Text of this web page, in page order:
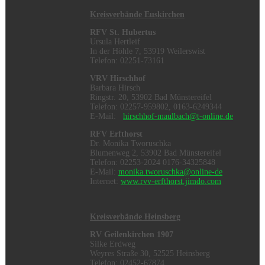
Kreisverbände Euskirchen
RFV St. Hubertus
Ursula Hertleif
In der Höhle 7, 53919 Weilerswist
Telefon: 02251-73161
VRV Hirschhof
Barbara Hirsch
Ringstr. 20, 53902 Bad Münstereifel
Telefon: 02257-959802, 0163-6249344
E-Mail:hirschhof-maulbach@t-online.de
RFV Erfthorst
Dr. Monika Tworuschka
Blumenweg 2, 53902 Bad Münstereifel
Telefon: 02253-2024 0176-34325848
E-Mail:monika.tworuschka@online-de
Internet:www.rvv-erfthorst.jimdo.com
Kreisverbände Heinsberg
RV Geilenkirchen 1907
Silke Erdweg
Weyres Straße 30, 52525 Heinsberg
Telefon: 02452-67874